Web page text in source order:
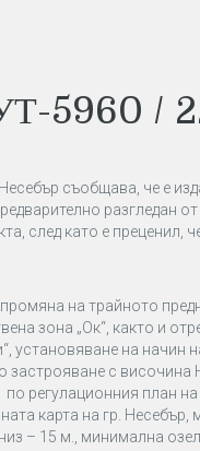
5960 /
съобщава, че е
разгледан от
след като е преценил,
на трайното
зона „Ок“, както и
установяване на начин
застрояване с височина
по регулационния план на
карта на гр. Несебър ,
– 15 м., минимална